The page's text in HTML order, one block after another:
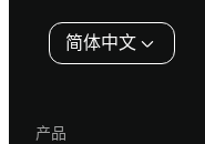
简体中文
产品